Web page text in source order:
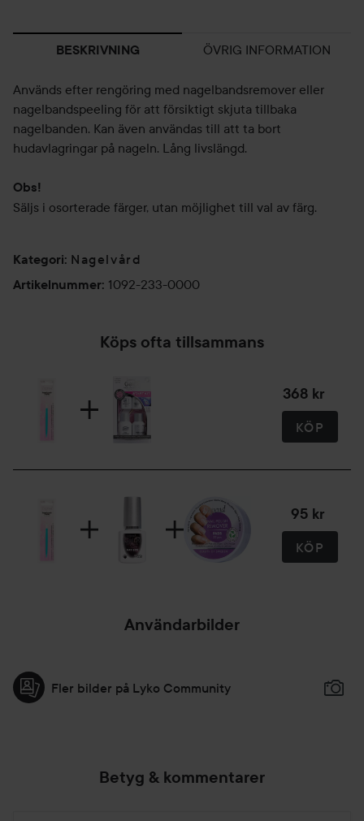
BESKRIVNING ÖVRIG INFORMATION
Används efter rengöring med nagelbandsremover eller
nagelbandspeeling för att försiktigt skjuta tillbaka
nagelbanden. Kan även användas till att ta bort
hudavlagringar på nageln. Lång livslängd.
Obs!
Säljs i osorterade färger, utan möjlighet till val av färg.
Kategori: Nagelvård
Artikelnummer: 1092-233-0000
Köps ofta tillsammans
368 kr
KÖP
95 kr
KÖP
Användarbilder
Fler bilder på Lyko Community
Betyg & kommentarer